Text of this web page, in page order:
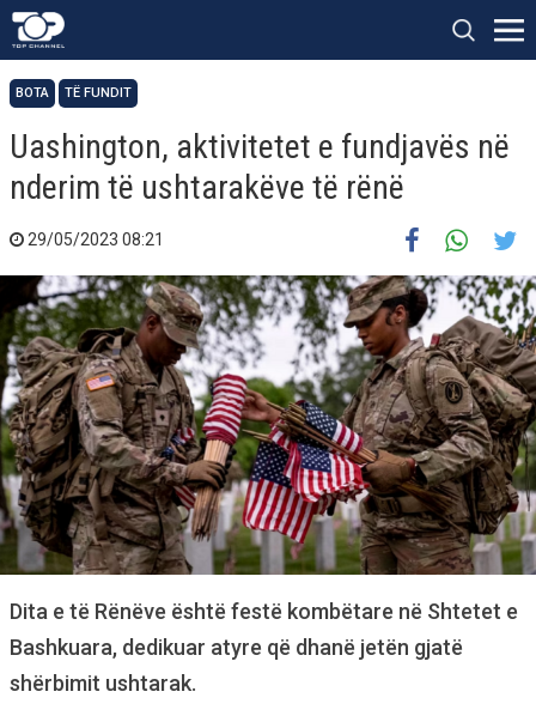
BOTA TË FUNDIT
Uashington, aktivitetet e fundjavës në
nderim të ushtarakëve të rënë
29/05/2023 08:21
Dita e të Rënëve është festë kombëtare në Shtetet e
Bashkuara, dedikuar atyre që dhanë jetën gjatë
shërbimit ushtarak.